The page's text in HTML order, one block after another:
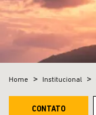
Home Institucional
CONTATO